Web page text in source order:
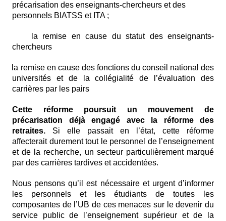
précarisation des enseignants-chercheurs et des
personnels BIATSS et ITA ;
la remise en cause du statut des enseignants-
chercheurs
la remise en cause des fonctions du conseil national des
universités et de la collégialité de l’évaluation des
carrières par les pairs
Cette réforme poursuit un mouvement de
précarisation déjà engagé avec la réforme des
retraites. Si elle passait en l’état, cette réforme
affecterait durement tout le personnel de l’enseignement
et de la recherche, un secteur particulièrement marqué
par des carrières tardives et accidentées.
Nous pensons qu’il est nécessaire et urgent d’informer
les personnels et les étudiants de toutes les
composantes de l’UB de ces menaces sur le devenir du
service public de l’enseignement supérieur et de la